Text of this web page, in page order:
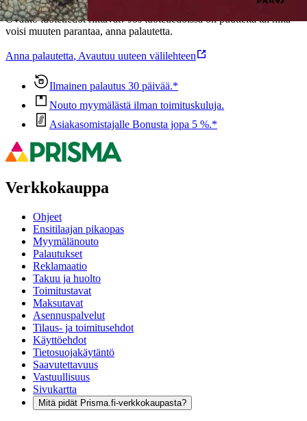
Ovatko tuotetiedot riittävät? Jos tuotetiedoissa on puutteita tai niitä
voisi muuten parantaa, anna palautetta.
Anna palautetta, Avautuu uuteen välilehteen
Ilmainen palautus 30 päivää.*
Nouto myymälästä ilman toimituskuluja.
Asiakasomistajalle Bonusta jopa 5 %.*
Verkkokauppa
Ohjeet
Ensitilaajan pikaopas
Myymälänouto
Palautukset
Reklamaatio
Takuu ja huolto
Toimitustavat
Maksutavat
Asennuspalvelut
Tilaus- ja toimitusehdot
Käyttöehdot
Tietosuojakäytäntö
Saavutettavuus
Vastuullisuus
Sivukartta
Mitä pidät Prisma.fi-verkkokaupasta?